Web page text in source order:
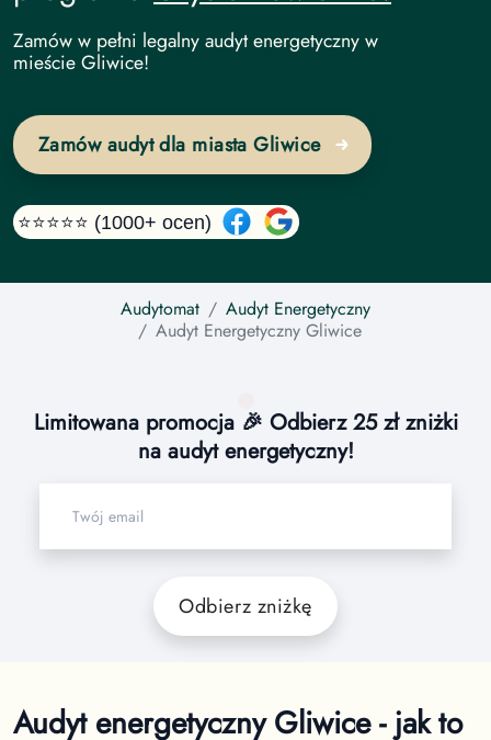
Audyt Energetyczny undefined
Zamów w pełni legalny audyt energetyczny w
mieście Gliwice!
Zamów audyt dla miasta Gliwice
⭐⭐⭐⭐⭐ (1000+ ocen)
Audytomat
Audyt Energetyczny
Audyt Energetyczny Gliwice
Limitowana promocja 🎉 Odbierz 25 zł zniżki
na audyt energetyczny!
Odbierz zniżkę
Audyt energetyczny Gliwice - jak to